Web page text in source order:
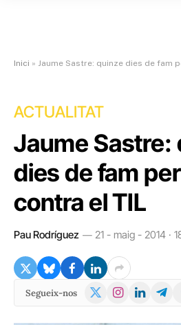
Inici » Jaume Sastre: quinze dies de fam
ACTUALITAT
Jaume Sastre:
dies de fam
contra el TIL
Pau Rodríguez 21 - maig - 2014 ·
Segueix-nos
X
Instagram
LinkedIn